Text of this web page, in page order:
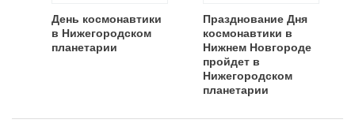
День космонавтики
в Нижегородском
планетарии
Празднование Дня
космонавтики в
Нижнем Новгороде
пройдет в
Нижегородском
планетарии